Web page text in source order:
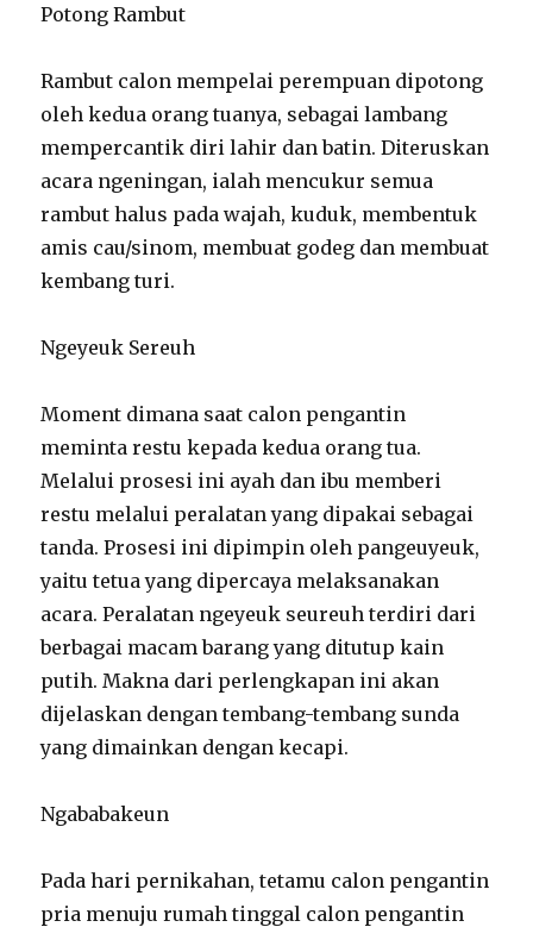
Potong Rambut
Rambut calon mempelai perempuan dipotong
oleh kedua orang tuanya, sebagai lambang
mempercantik diri lahir dan batin. Diteruskan
acara ngeningan, ialah mencukur semua
rambut halus pada wajah, kuduk, membentuk
amis cau/sinom, membuat godeg dan membuat
kembang turi.
Ngeyeuk Sereuh
Moment dimana saat calon pengantin
meminta restu kepada kedua orang tua.
Melalui prosesi ini ayah dan ibu memberi
restu melalui peralatan yang dipakai sebagai
tanda. Prosesi ini dipimpin oleh pangeuyeuk,
yaitu tetua yang dipercaya melaksanakan
acara. Peralatan ngeyeuk seureuh terdiri dari
berbagai macam barang yang ditutup kain
putih. Makna dari perlengkapan ini akan
dijelaskan dengan tembang-tembang sunda
yang dimainkan dengan kecapi.
Ngababakeun
Pada hari pernikahan, tetamu calon pengantin
pria menuju rumah tinggal calon pengantin